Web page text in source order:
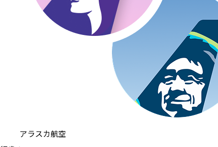
アラスカ航空